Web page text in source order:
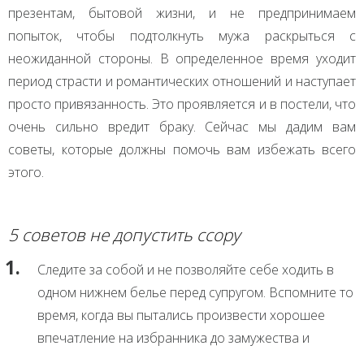
презентам, бытовой жизни, и не предпринимаем
попыток, чтобы подтолкнуть мужа раскрыться с
неожиданной стороны. В определенное время уходит
период страсти и романтических отношений и наступает
просто привязанность. Это проявляется и в постели, что
очень сильно вредит браку. Сейчас мы дадим вам
советы, которые должны помочь вам избежать всего
этого.
5 советов не допустить ссору
Следите за собой и не позволяйте себе ходить в
одном нижнем белье перед супругом. Вспомните то
время, когда вы пытались произвести хорошее
впечатление на избранника до замужества и